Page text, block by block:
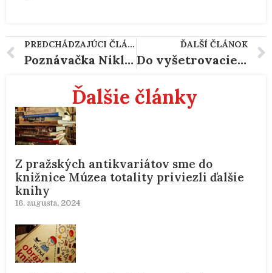
PREDCHÁDZAJÚCI ČLÁNOK
Poznávačka Niklovákov do Rumunskej Cluji a Oradei v roku 1987
ĎALŠÍ ČLÁNOK
Do vyšetrovacieho spisu som doložil knihu "Krstný otec", v ktorej je najlepšie popísaný systém fungovania mafie
Ďalšie články
Z pražských antikvariátov sme do
knižnice Múzea totality priviezli ďalšie
knihy
16. augusta, 2024